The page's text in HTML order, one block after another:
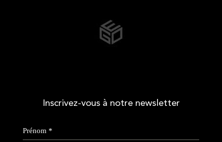
Inscrivez-vous à notre newsletter
Prénom *